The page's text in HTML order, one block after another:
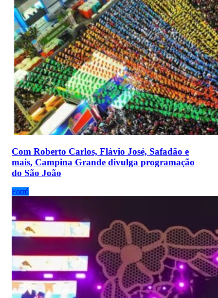
Com Roberto Carlos, Flávio José, Safadão e
mais, Campina Grande divulga programação
do São João
Forró